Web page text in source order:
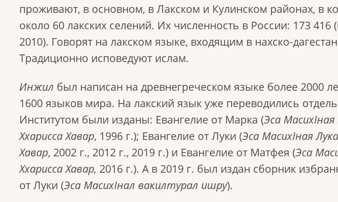
проживают, в основном, в Лакском и Кулинском районах, в
около 60 лакских селений. Их численность в России: 173 416
2010). Говорят на лакском языке, входящим в нахско-
Традиционно исповедуют ислам.
Инжил был написан на древнегреческом языке более 2000
1600 языков мира. На лакский язык уже переводились
Институтом были изданы: Евангелие от Марка (Эса
Ххарисса Хавар, 1996 г.); Евангелие от Луки (Эса МасихӀная
Хавар, 2002 г., 2012 г., 2019 г.) и Евангелие от Матфея (Эса
Ххарисса Хавар, 2016 г.). А в 2019 г. был издан сборник
от Луки (Эса МасихӀнал вакилтурал ишру).